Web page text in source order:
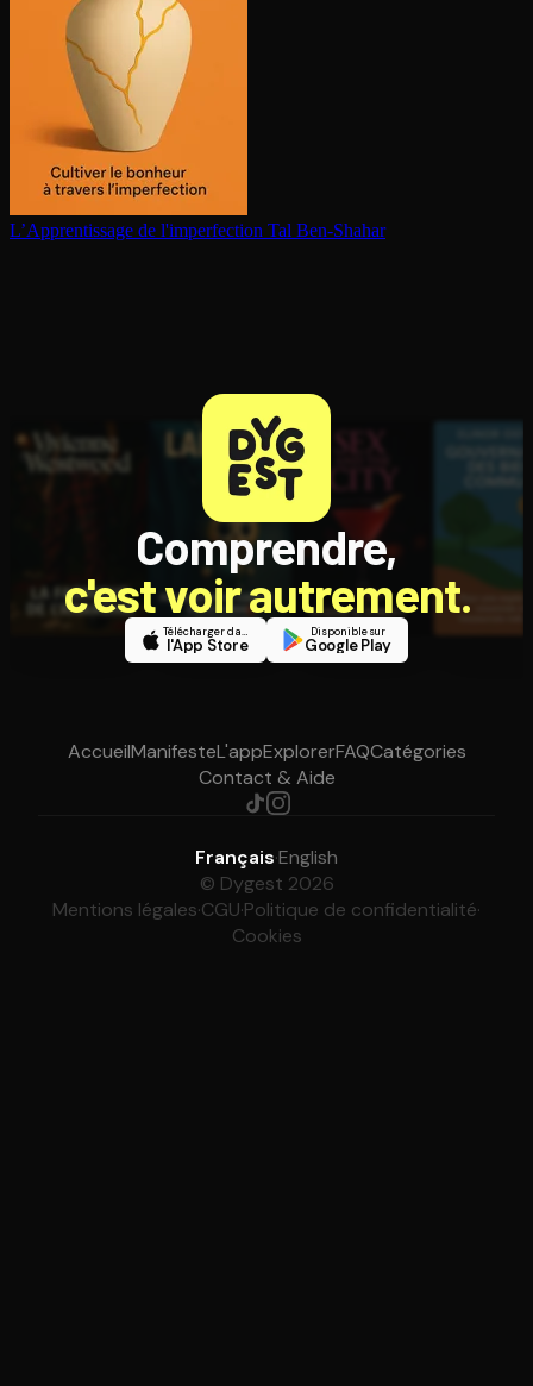
L’Ap­pren­tis­sage de l'im­per­fec­tion Tal Ben-Shahar
Comprendre,
c'est voir autrement.
Télécharger dans
l'App Store
Disponible sur
Google Play
AccueilManifesteL'appExplorerFAQCatégories
Contact & Aide
Français·English
© Dygest 2026
Mentions légales·CGU·Politique de confidentialité·
Cookies